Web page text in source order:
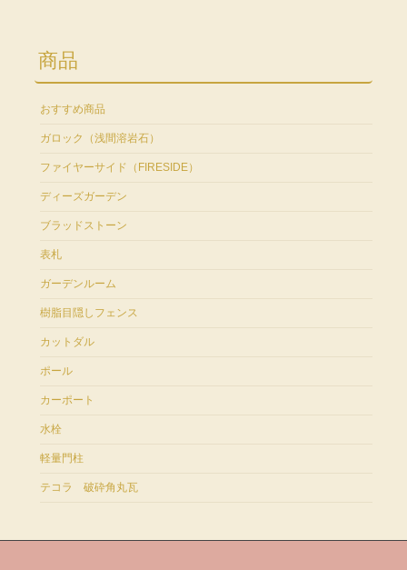
商品
おすすめ商品
ガロック（浅間溶岩石）
ファイヤーサイド（FIRESIDE）
ディーズガーデン
ブラッドストーン
表札
ガーデンルーム
樹脂目隠しフェンス
カットダル
ポール
カーポート
水栓
軽量門柱
テコラ 破砕角丸瓦